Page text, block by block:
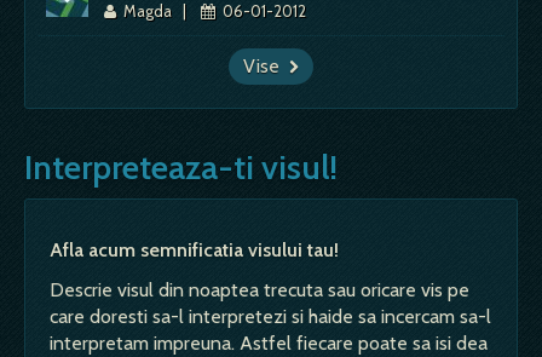
Magda | 06-01-2012
Vise
Interpreteaza-ti visul!
Afla acum semnificatia visului tau!
Descrie visul din noaptea trecuta sau oricare vis pe
care doresti sa-l interpretezi si haide sa incercam sa-l
interpretam impreuna. Astfel fiecare poate sa isi dea